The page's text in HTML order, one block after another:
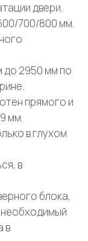
двери.
700/800 мм.
до 2950 мм по
прямого и
мм.
в глухом
в
блока,
необходимый
в